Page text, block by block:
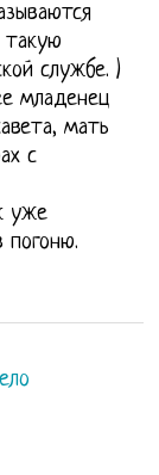
службе. )
младенец
мать
с
уже
погоню.